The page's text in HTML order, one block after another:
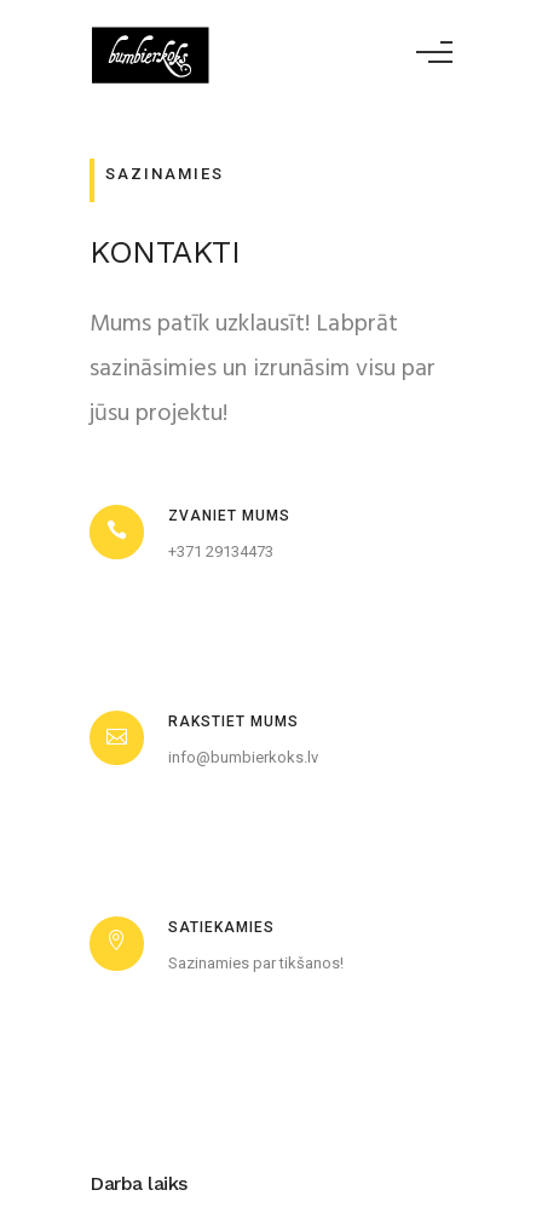
SAZINAMIES
KONTAKTI
Mums patīk uzklausīt! Labprāt
sazināsimies un izrunāsim visu par
jūsu projektu!
ZVANIET MUMS
+371 29134473
RAKSTIET MUMS
info@bumbierkoks.lv
SATIEKAMIES
Sazinamies par tikšanos!
Darba laiks